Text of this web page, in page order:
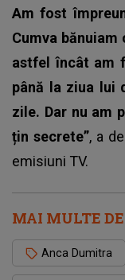
Am fost
Cumva
astfel încât am
până la ziua lui
zile. Dar nu am
țin secrete”, a
emisiuni TV.
MAI MULTE
Anca Dumitra